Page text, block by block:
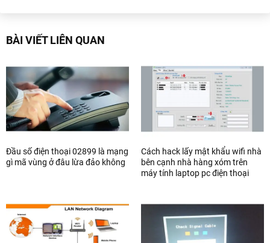
BÀI VIẾT LIÊN QUAN
Đầu số điện thoại 02899 là mạng
gì mã vùng ở đâu lừa đảo không
Cách hack lấy mật khẩu wifi nhà
bên cạnh nhà hàng xóm trên
máy tính laptop pc điện thoại